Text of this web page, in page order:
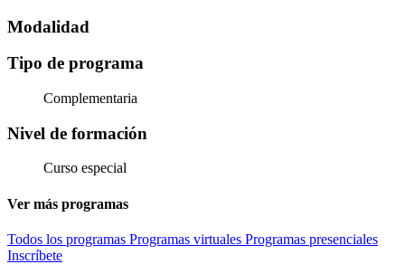
Modalidad
Tipo de programa
Complementaria
Nivel de formación
Curso especial
Ver más programas
Todos los programas Programas virtuales Programas presenciales
Inscríbete